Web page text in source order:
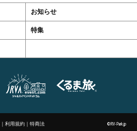
お知らせ
特集
｜利用規約 ｜特商法 ©RV-Park.jp